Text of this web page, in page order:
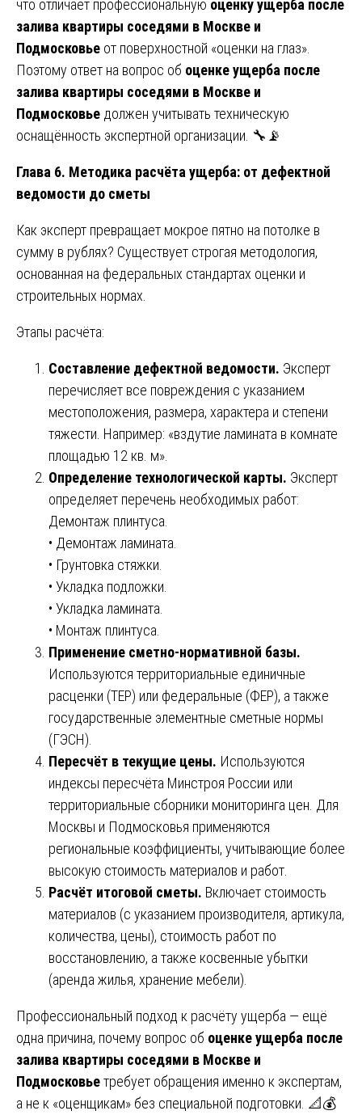
что отличает профессиональную оценку ущерба после
залива квартиры соседями в Москве и
Подмосковье от поверхностной «оценки на глаз».
Поэтому ответ на вопрос об оценке ущерба после
залива квартиры соседями в Москве и
Подмосковье должен учитывать техническую
оснащённость экспертной организации. 🔧📡
Глава 6. Методика расчёта ущерба: от дефектной
ведомости до сметы
Как эксперт превращает мокрое пятно на потолке в
сумму в рублях? Существует строгая методология,
основанная на федеральных стандартах оценки и
строительных нормах.
Этапы расчёта:
Составление дефектной ведомости. Эксперт
перечисляет все повреждения с указанием
местоположения, размера, характера и степени
тяжести. Например: «вздутие ламината в комнате
площадью 12 кв. м».
Определение технологической карты. Эксперт
определяет перечень необходимых работ:
Демонтаж плинтуса.
• Демонтаж ламината.
• Грунтовка стяжки.
• Укладка подложки.
• Укладка ламината.
• Монтаж плинтуса.
Применение сметно-нормативной базы.
Используются территориальные единичные
расценки (ТЕР) или федеральные (ФЕР), а также
государственные элементные сметные нормы
(ГЭСН).
Пересчёт в текущие цены. Используются
индексы пересчёта Минстроя России или
территориальные сборники мониторинга цен. Для
Москвы и Подмосковья применяются
региональные коэффициенты, учитывающие более
высокую стоимость материалов и работ.
Расчёт итоговой сметы. Включает стоимость
материалов (с указанием производителя, артикула,
количества, цены), стоимость работ по
восстановлению, а также косвенные убытки
(аренда жилья, хранение мебели).
Профессиональный подход к расчёту ущерба — ещё
одна причина, почему вопрос об оценке ущерба после
залива квартиры соседями в Москве и
Подмосковьетребует обращения именно к экспертам,
а не к «оценщикам» без специальной подготовки. 📐💰